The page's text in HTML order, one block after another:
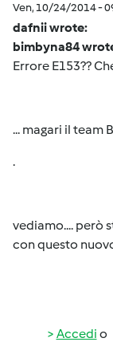
Ven, 10/24/2014 -
dafnii wrote:
bimbyna84
Errore E153??
... magari il team
.
vediamo.... però
con questo
Accedi o